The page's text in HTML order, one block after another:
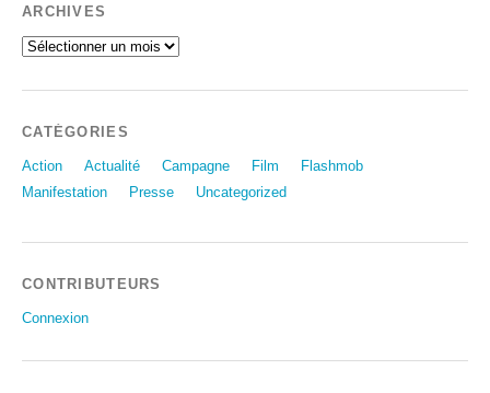
ARCHIVES
Archives
CATÉGORIES
Action Actualité Campagne Film
Flashmob
Manifestation
Presse Uncategorized
CONTRIBUTEURS
Connexion